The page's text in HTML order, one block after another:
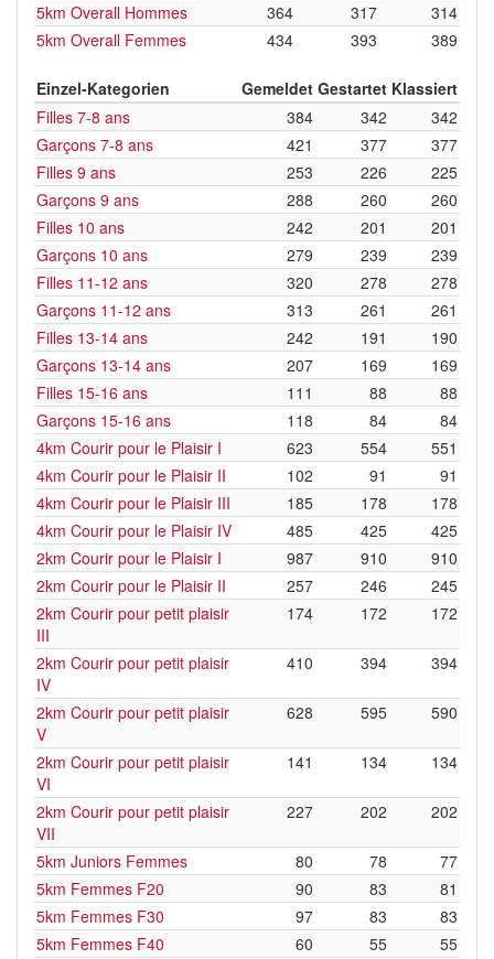
5km Overall Hommes
364 317
314
5km Overall Femmes
434 393 389
Einzel-Kategorien Gemeldet Gestartet Klassiert
Filles 7-8 ans
384 342
342
Garçons 7-8 ans
421 377
377
Filles 9 ans
253 226
225
Garçons 9 ans
288 260
260
Filles 10 ans
242 201
201
Garçons 10 ans
279 239
239
Filles 11-12 ans
320 278
278
Garçons 11-12 ans
313 261
261
Filles 13-14 ans
242 191
190
Garçons 13-14 ans
207 169
169
Filles 15-16 ans
111 88
88
Garçons 15-16 ans
118 84
84
4km Courir pour le Plaisir I
623 554
551
4km Courir pour le Plaisir II
102 91
91
4km Courir pour le Plaisir III
185 178
178
4km Courir pour le Plaisir IV
485 425
425
2km Courir pour le Plaisir I
987 910
910
2km Courir pour le Plaisir II
257 246
245
2km Courir pour petit plaisir
III
174 172 172
2km Courir pour petit plaisir
IV
410 394 394
2km Courir pour petit plaisir
V
628 595 590
2km Courir pour petit plaisir
VI
141 134 134
2km Courir pour petit plaisir
VII
227 202 202
5km Juniors Femmes 80 78
77
5km Femmes F20
90 83
81
5km Femmes F30
97 83
83
5km Femmes F40
60 55
55